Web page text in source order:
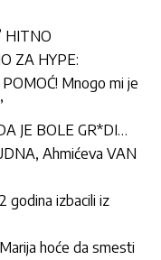
HITNO
ZA HYPE:
Mnogo mi je
JE BOLE GR*DI…
Ahmićeva VAN
godina izbacili iz
hoće da smesti